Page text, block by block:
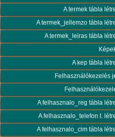
A termek tábla
A termek_jellemzo tábla
A termek_leiras tábla
A kep tábla
Felhasználókezelés
A felhasznalo_reg tábla
A felhasznalo_telefon t.
A felhasznalo_cim tábla